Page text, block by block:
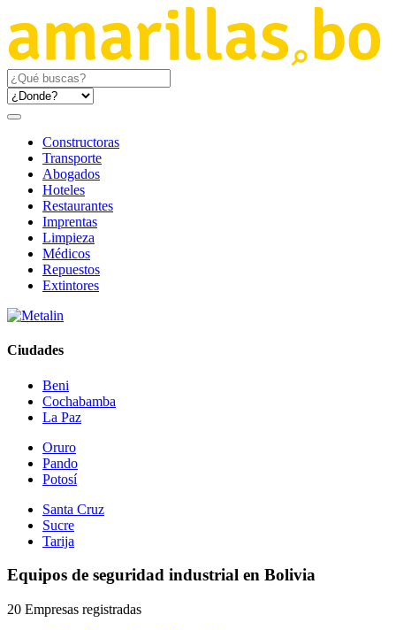
Constructoras
Transporte
Abogados
Hoteles
Restaurantes
Imprentas
Limpieza
Médicos
Repuestos
Extintores
Ciudades
Beni
Cochabamba
La Paz
Oruro
Pando
Potosí
Santa Cruz
Sucre
Tarija
Equipos de seguridad industrial en Bolivia
20 Empresas registradas